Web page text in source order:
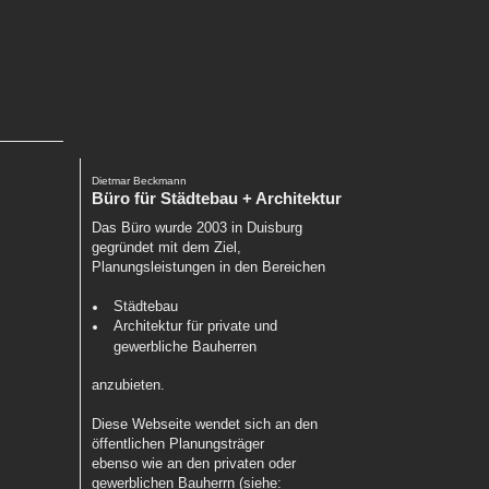
Dietmar Beckmann
Büro für Städtebau + Architektur
Das Büro wurde 2003 in Duisburg
gegründet mit dem Ziel,
Planungsleistungen in den Bereichen
Städtebau
Architektur für private und
gewerbliche Bauherren
anzubieten.
Diese Webseite wendet sich an den
öffentlichen Planungsträger
ebenso wie an den privaten oder
gewerblichen Bauherrn (siehe: